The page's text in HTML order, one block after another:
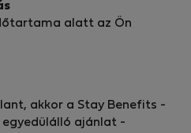
alatt az Ön
akkor a Stay Benefits -
ajánlat -